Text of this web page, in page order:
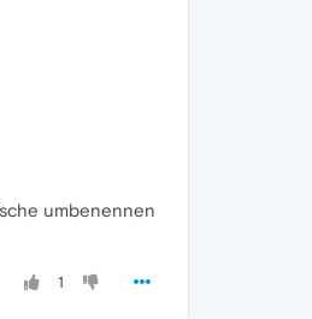
umbenennen
1